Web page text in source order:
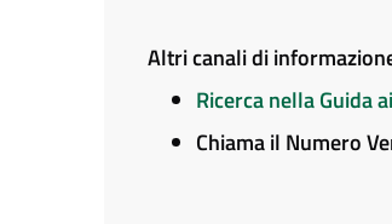
Altri canali di
Ricerca nella Guida
Chiama il Numero